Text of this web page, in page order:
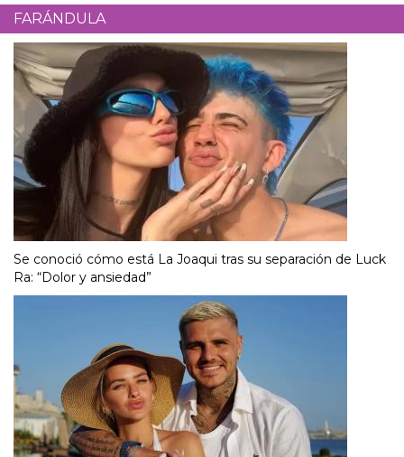
FARÁNDULA
Se conoció cómo está La Joaqui tras su separación de Luck
Ra: “Dolor y ansiedad”